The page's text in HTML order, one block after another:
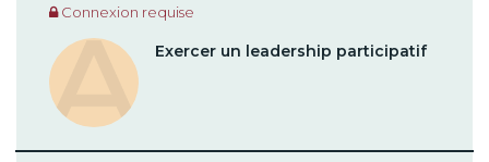
Connexion requise
Exercer un leadership participatif